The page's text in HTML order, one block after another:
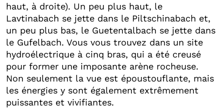
haut, à droite). Un peu plus haut, le
Lavtinabach se jette dans le Piltschinabach et,
un peu plus bas, le Guetentalbach se jette dans
le Gufelbach. Vous vous trouvez dans un site
hydroélectrique à cinq bras, qui a été creusé
pour former une imposante arène rocheuse.
Non seulement la vue est époustouflante, mais
les énergies y sont également extrêmement
puissantes et vivifiantes.